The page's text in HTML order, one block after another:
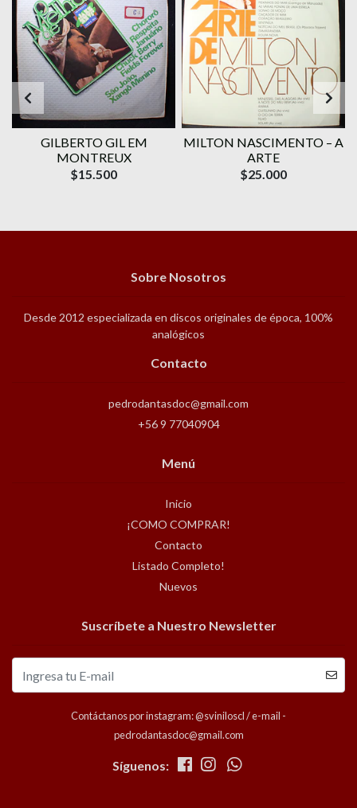
GILBERTO GIL EM
MONTREUX
$15.500
MILTON NASCIMENTO – A
ARTE
$25.000
Sobre Nosotros
Desde 2012 especializada en discos originales de época, 100%
analógicos
Contacto
pedrodantasdoc@gmail.com
+56 9 77040904
Menú
Inicio
¡COMO COMPRAR!
Contacto
Listado Completo!
Nuevos
Suscríbete a Nuestro Newsletter
Contáctanos por instagram: @sviniloscl / e-mail -
pedrodantasdoc@gmail.com
Síguenos: